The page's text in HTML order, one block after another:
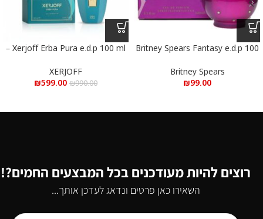
Britney Spears Fantasy e.d.p 100
מ”ל
Britney Spears
₪99.00
Xerjoff Erba Pura e.d.p 100 ml –
XERJOFF
₪990.00
₪599.00
רוצים להיות מעודכנים בכל המבצעים החמים?!
השאירו כאן פרטים ונדאג לעדכן אותך...